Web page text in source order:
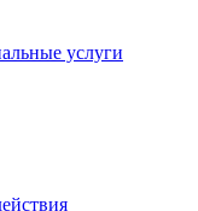
услуги